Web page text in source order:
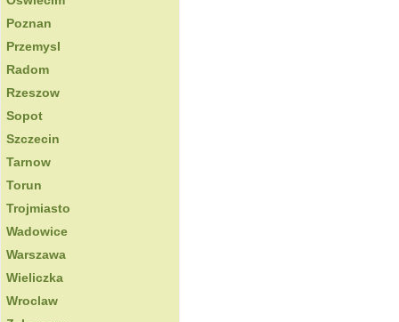
Poznan
Przemysl
Radom
Rzeszow
Sopot
Szczecin
Tarnow
Torun
Trojmiasto
Wadowice
Warszawa
Wieliczka
Wroclaw